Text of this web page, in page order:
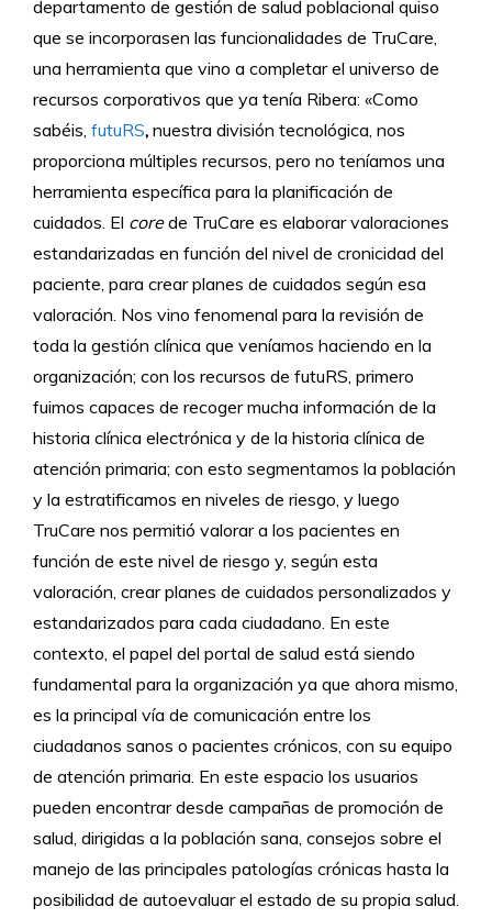
departamento de gestión de salud poblacional quiso
que se incorporasen las funcionalidades de TruCare,
una herramienta que vino a completar el universo de
recursos corporativos que ya tenía Ribera: «Como
sabéis, futuRS, nuestra división tecnológica, nos
proporciona múltiples recursos, pero no teníamos una
herramienta específica para la planificación de
cuidados. El corede TruCare es elaborar valoraciones
estandarizadas en función del nivel de cronicidad del
paciente, para crear planes de cuidados según esa
valoración. Nos vino fenomenal para la revisión de
toda la gestión clínica que veníamos haciendo en la
organización; con los recursos de futuRS, primero
fuimos capaces de recoger mucha información de la
historia clínica electrónica y de la historia clínica de
atención primaria; con esto segmentamos la población
y la estratificamos en niveles de riesgo, y luego
TruCare nos permitió valorar a los pacientes en
función de este nivel de riesgo y, según esta
valoración, crear planes de cuidados personalizados y
estandarizados para cada ciudadano. En este
contexto, el papel del portal de salud está siendo
fundamental para la organización ya que ahora mismo,
es la principal vía de comunicación entre los
ciudadanos sanos o pacientes crónicos, con su equipo
de atención primaria. En este espacio los usuarios
pueden encontrar desde campañas de promoción de
salud, dirigidas a la población sana, consejos sobre el
manejo de las principales patologías crónicas hasta la
posibilidad de autoevaluar el estado de su propia salud.